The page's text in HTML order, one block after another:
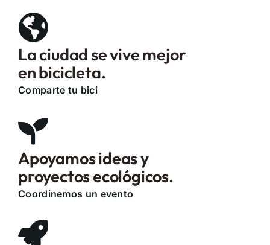
La ciudad se vive mejor
en bicicleta.
Comparte tu bici
Apoyamos ideas y
proyectos ecológicos.
Coordinemos un evento